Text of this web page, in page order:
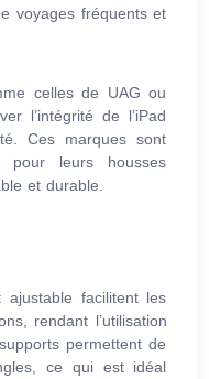
voyages fréquents et
celles de UAG ou
l’intégrité de l’iPad
Ces marques sont
pour leurs housses
et durable.
facilitent les
rendant l’utilisation
permettent de
ce qui est idéal